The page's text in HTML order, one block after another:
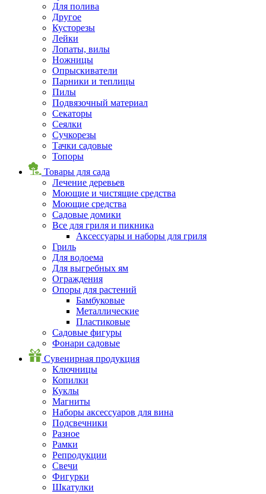
Для полива
Другое
Кусторезы
Лейки
Лопаты, вилы
Ножницы
Опрыскиватели
Парники и теплицы
Пилы
Подвязочный материал
Секаторы
Сеялки
Сучкорезы
Тачки садовые
Топоры
Товары для сада
Лечение деревьев
Моющие и чистящие средства
Моющие средства
Садовые домики
Все для гриля и пикника
Аксессуары и наборы для гриля
Гриль
Для водоема
Для выгребных ям
Ограждения
Опоры для растений
Бамбуковые
Металлические
Пластиковые
Садовые фигуры
Фонари садовые
Сувенирная продукция
Ключницы
Копилки
Куклы
Магниты
Наборы аксессуаров для вина
Подсвечники
Разное
Рамки
Репродукции
Свечи
Фигурки
Шкатулки